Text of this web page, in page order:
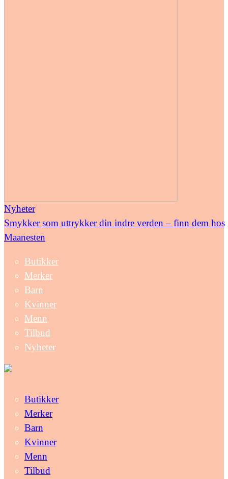
Nyheter
Smykker som uttrykker din indre verden – finn dem hos
Maanesten
Butikker
Merker
Barn
Kvinner
Menn
Tilbud
Nyheter
Butikker
Merker
Barn
Kvinner
Menn
Tilbud